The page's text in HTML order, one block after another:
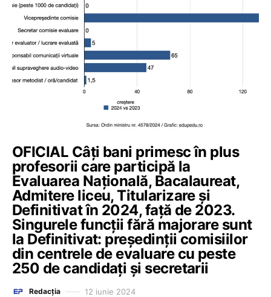
OFICIAL Câți bani primesc în plus
profesorii care participă la
Evaluarea Națională, Bacalaureat,
Admitere liceu, Titularizare și
Definitivat în 2024, față de 2023.
Singurele funcții fără majorare sunt
la Definitivat: președinții comisiilor
din centrele de evaluare cu peste
250 de candidați și secretarii
Redacția 12 iunie 2024